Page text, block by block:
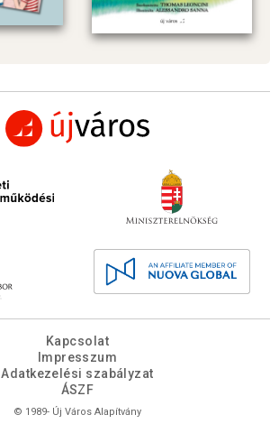
Kapcsolat
Impresszum
Adatkezelési szabályzat
ÁSZF
© 1989- Új Város Alapítvány